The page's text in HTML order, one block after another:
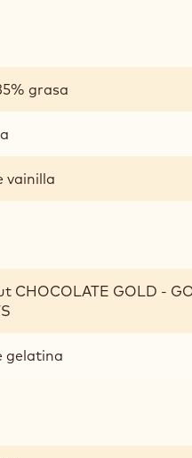
grasa
vainilla
CHOCOLATE GOLD -
gelatina